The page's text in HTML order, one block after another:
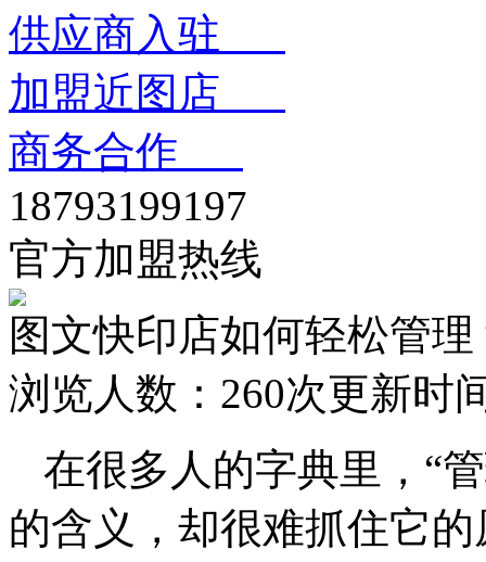
供应商入驻
加盟近图店
商务合作
18793199197
官方加盟热线
图文快印店如何轻松管
浏览人数： 260次更新时
在很多人的字典里，“
的含义，却很难抓住它